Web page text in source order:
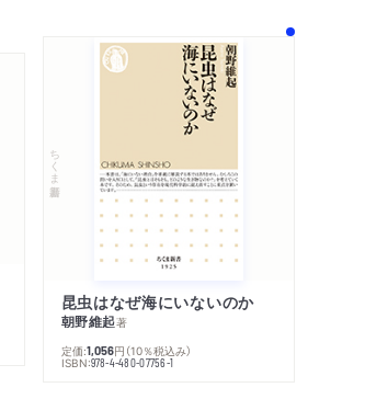
ちくま新書
昆虫はなぜ海にいないのか
朝野維起著
定価:1,056円 （10％税込み）
ISBN:978-4-480-07756-1